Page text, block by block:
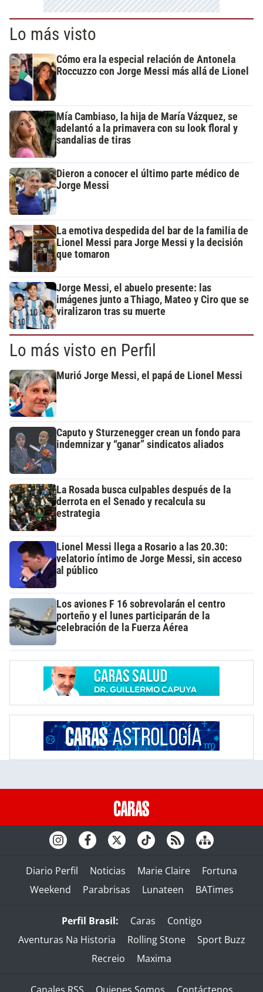
Lo más visto
Cómo era la especial relación de Antonela
Roccuzzo con Jorge Messi más allá de Lionel
Mía Cambiaso, la hija de María Vázquez, se
adelantó a la primavera con su look floral y
sandalias de tiras
Dieron a conocer el último parte médico de
Jorge Messi
La emotiva despedida del bar de la familia de
Lionel Messi para Jorge Messi y la decisión
que tomaron
Jorge Messi, el abuelo presente: las
imágenes junto a Thiago, Mateo y Ciro que se
viralizaron tras su muerte
Lo más visto en Perfil
Murió Jorge Messi, el papá de Lionel Messi
Caputo y Sturzenegger crean un fondo para
indemnizar y “ganar” sindicatos aliados
La Rosada busca culpables después de la
derrota en el Senado y recalcula su
estrategia
Lionel Messi llega a Rosario a las 20.30:
velatorio íntimo de Jorge Messi, sin acceso
al público
Los aviones F 16 sobrevolarán el centro
porteño y el lunes participarán de la
celebración de la Fuerza Aérea
Diario Perfil Noticias Marie Claire
Fortuna
Weekend
Parabrisas Lunateen BATimes
Perfil Brasil: Caras
Contigo
Aventuras Na Historia
Rolling Stone
Sport Buzz
Recreio
Maxima